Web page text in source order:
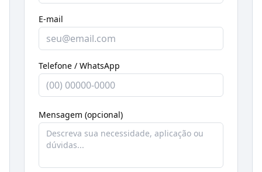
E-mail
Telefone / WhatsApp
Mensagem (opcional)